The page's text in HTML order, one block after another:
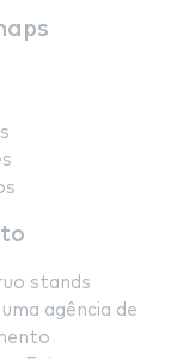
stands
uma agência de